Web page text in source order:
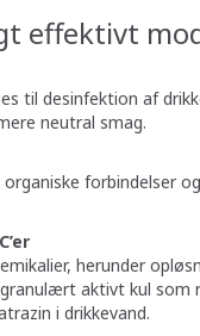
effektivt
til desinfektion af
neutral smag.
forbindelser
herunder
aktivt kul som
i drikkevand.